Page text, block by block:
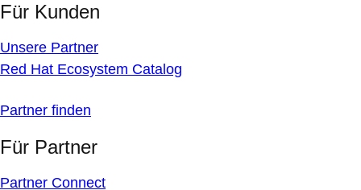
Für Kunden
Unsere Partner
Red Hat Ecosystem Catalog
Partner finden
Für Partner
Partner Connect